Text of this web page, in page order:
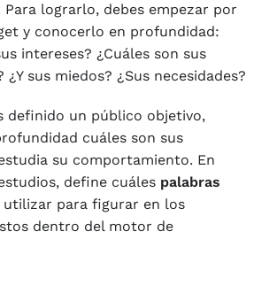
Para lograrlo, debes empezar por
y conocerlo en profundidad:
intereses? ¿Cuáles son sus
¿Y sus miedos? ¿Sus necesidades?
definido un público objetivo,
cuáles son sus
su comportamiento. En
define cuáles palabras
utilizar para figurar en los
dentro del motor de